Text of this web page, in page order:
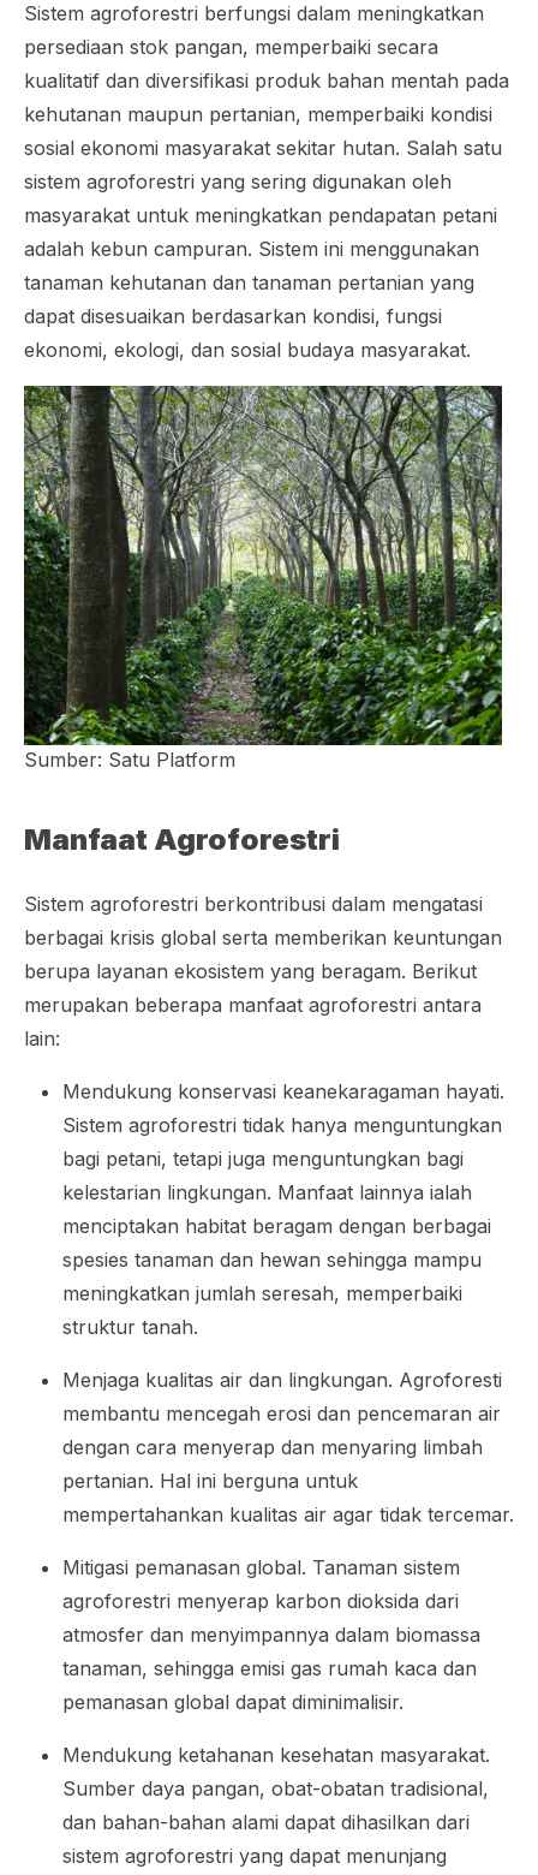
Sistem agroforestri berfungsi dalam meningkatkan
persediaan stok pangan, memperbaiki secara
kualitatif dan diversifikasi produk bahan mentah pada
kehutanan maupun pertanian, memperbaiki kondisi
sosial ekonomi masyarakat sekitar hutan. Salah satu
sistem agroforestri yang sering digunakan oleh
masyarakat untuk meningkatkan pendapatan petani
adalah kebun campuran. Sistem ini menggunakan
tanaman kehutanan dan tanaman pertanian yang
dapat disesuaikan berdasarkan kondisi, fungsi
ekonomi, ekologi, dan sosial budaya masyarakat.
Sumber: Satu Platform
Manfaat Agroforestri
Sistem agroforestri berkontribusi dalam mengatasi
berbagai krisis global serta memberikan keuntungan
berupa layanan ekosistem yang beragam. Berikut
merupakan beberapa manfaat agroforestri antara
lain:
Mendukung konservasi keanekaragaman hayati.
Sistem agroforestri tidak hanya menguntungkan
bagi petani, tetapi juga menguntungkan bagi
kelestarian lingkungan. Manfaat lainnya ialah
menciptakan habitat beragam dengan berbagai
spesies tanaman dan hewan sehingga mampu
meningkatkan jumlah seresah, memperbaiki
struktur tanah.
Menjaga kualitas air dan lingkungan. Agroforesti
membantu mencegah erosi dan pencemaran air
dengan cara menyerap dan menyaring limbah
pertanian. Hal ini berguna untuk
mempertahankan kualitas air agar tidak tercemar.
Mitigasi pemanasan global. Tanaman sistem
agroforestri menyerap karbon dioksida dari
atmosfer dan menyimpannya dalam biomassa
tanaman, sehingga emisi gas rumah kaca dan
pemanasan global dapat diminimalisir.
Mendukung ketahanan kesehatan masyarakat.
Sumber daya pangan, obat-obatan tradisional,
dan bahan-bahan alami dapat dihasilkan dari
sistem agroforestri yang dapat menunjang